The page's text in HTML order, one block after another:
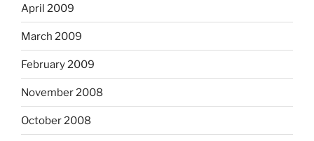
April 2009
March 2009
February 2009
November 2008
October 2008